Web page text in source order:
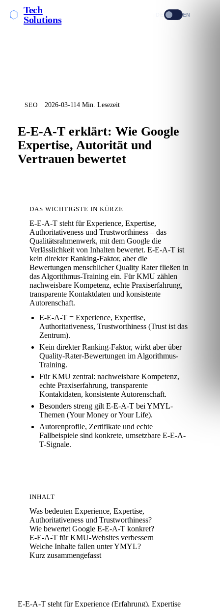
Tech
Solutions
EN
SEO 2026-03-114 Min. Lesezeit
E-E-A-T erklärt: Wie Google
Expertise, Autorität und
Vertrauen bewertet
DAS WICHTIGSTE IN KÜRZE
E-E-A-T steht für Experience, Expertise,
Authoritativeness und Trustworthiness – das
Qualitätsrahmenwerk, mit dem Google die
Verlässlichkeit von Inhalten bewertet. E-E-A-T ist
kein direkter Ranking-Faktor, aber die
Bewertungen menschlicher Quality Rater fließen in
das Algorithmus-Training ein. Für KMU zählen
nachweisbare Kompetenz, echte Praxiserfahrung,
transparente Kontaktdaten und konsistente
Autorenschaft.
E-E-A-T = Experience, Expertise,
Authoritativeness, Trustworthiness (Trust ist das
Zentrum).
Kein direkter Ranking-Faktor, wirkt aber über
Quality-Rater-Bewertungen im Algorithmus-
Training.
Für KMU zentral: nachweisbare Kompetenz,
echte Praxiserfahrung, transparente
Kontaktdaten, konsistente Autorenschaft.
Besonders streng gilt E-E-A-T bei YMYL-
Themen (Your Money or Your Life).
Autorenprofile, Zertifikate und echte
Fallbeispiele sind konkrete, umsetzbare E-E-A-
T-Signale.
INHALT
Was bedeuten Experience, Expertise,
Authoritativeness und Trustworthiness?
Wie bewertet Google E-E-A-T konkret?
E-E-A-T für KMU-Websites verbessern
Welche Inhalte fallen unter YMYL?
Kurz zusammengefasst
E-E-A-T steht für Experience (Erfahrung), Expertise